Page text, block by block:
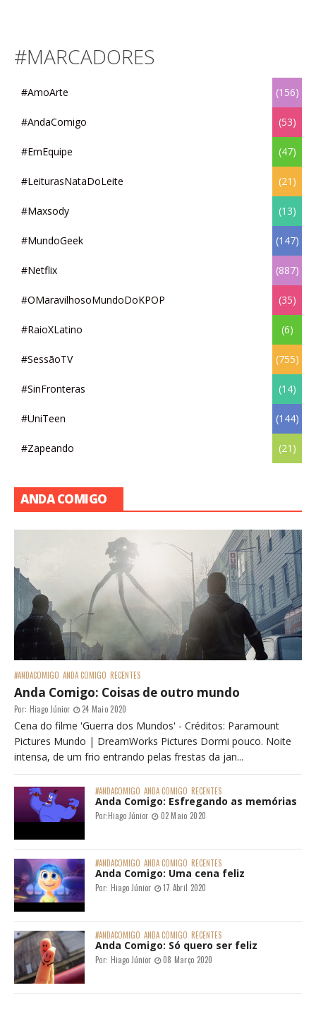
#MARCADORES
#AmoArte (156)
#AndaComigo (53)
#EmEquipe (47)
#LeiturasNataDoLeite (21)
#Maxsody (13)
#MundoGeek (147)
#Netflix (887)
#OMaravilhosoMundoDoKPOP (35)
#RaioXLatino (6)
#SessãoTV (755)
#SinFronteras (14)
#UniTeen (144)
#Zapeando (21)
ANDA COMIGO
#ANDACOMIGO ANDA COMIGO RECENTES
Anda Comigo: Coisas de outro mundo
Por: Hiago Júnior 24 Maio 2020
Cena do filme 'Guerra dos Mundos' - Créditos: Paramount
Pictures Mundo | DreamWorks Pictures Dormi pouco. Noite
intensa, de um frio entrando pelas frestas da jan...
#ANDACOMIGO ANDA COMIGO RECENTES
Anda Comigo: Esfregando as memórias
Por:Hiago Júnior 02 Maio 2020
#ANDACOMIGO ANDA COMIGO RECENTES
Anda Comigo: Uma cena feliz
Por: Hiago Júnior 17 Abril 2020
#ANDACOMIGO ANDA COMIGO RECENTES
Anda Comigo: Só quero ser feliz
Por: Hiago Júnior 08 Março 2020